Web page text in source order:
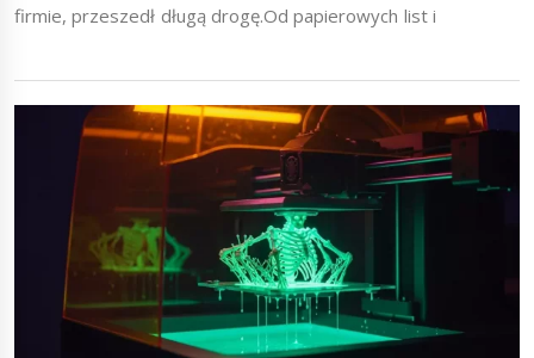
firmie, przeszedł długą drogę.Od papierowych list i